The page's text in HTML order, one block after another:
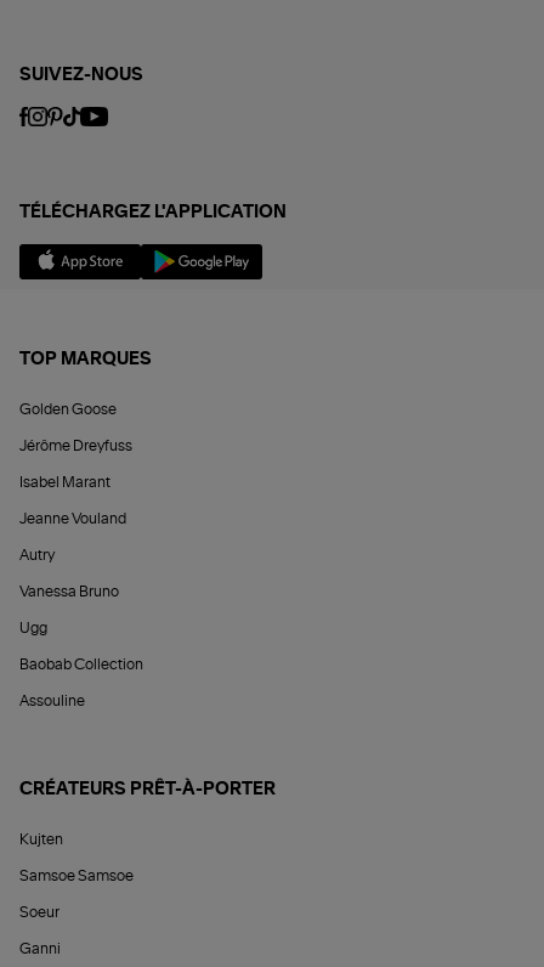
SUIVEZ-NOUS
TÉLÉCHARGEZ L'APPLICATION
TOP MARQUES
Golden Goose
Jérôme Dreyfuss
Isabel Marant
Jeanne Vouland
Autry
Vanessa Bruno
Ugg
Baobab Collection
Assouline
CRÉATEURS PRÊT-À-PORTER
Kujten
Samsoe Samsoe
Soeur
Ganni